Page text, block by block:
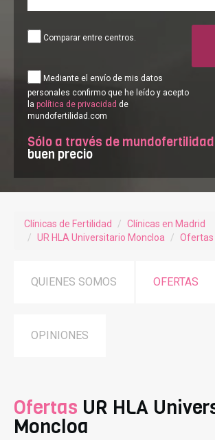
Comparar entre centros.
Mediante el envío de mis datos
personales confirmo que he leído y acepto
la política de privacidad de
mundofertilidad.com
Sólo a través de mundofertilidad
buen precio
Clínicas de Fertilidad
Clínicas en Madrid
UR HLA Universitario Moncloa
Ofertas
QUIENES SOMOS OFERTAS
OPINIONES
Ofertas UR HLA
Moncloa